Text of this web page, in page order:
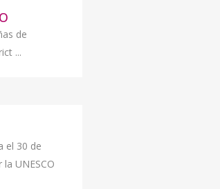
de
...
el 30 de
UNESCO